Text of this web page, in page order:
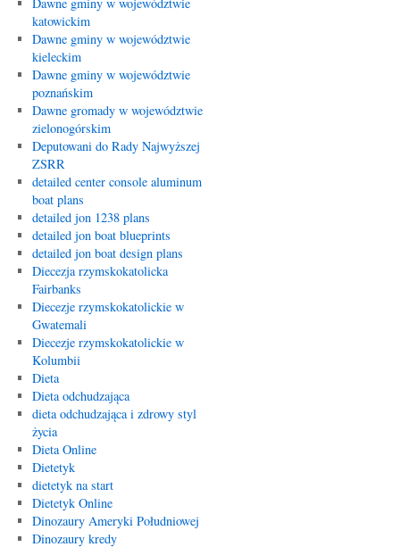
katowickim
Dawne gminy w województwie
kieleckim
Dawne gminy w województwie
poznańskim
Dawne gromady w województwie
zielonogórskim
Deputowani do Rady Najwyższej
ZSRR
detailed center console aluminum
boat plans
detailed jon 1238 plans
detailed jon boat blueprints
detailed jon boat design plans
Diecezja rzymskokatolicka
Fairbanks
Diecezje rzymskokatolickie w
Gwatemali
Diecezje rzymskokatolickie w
Kolumbii
Dieta
Dieta odchudzająca
dieta odchudzająca i zdrowy styl
życia
Dieta Online
Dietetyk
dietetyk na start
Dietetyk Online
Dinozaury Ameryki Południowej
Dinozaury kredy